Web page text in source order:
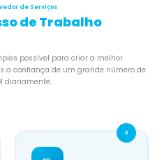
de Serviços
de Trabalho
possível para criar a melhor
a confiança de um grande número de
diariamente.
2